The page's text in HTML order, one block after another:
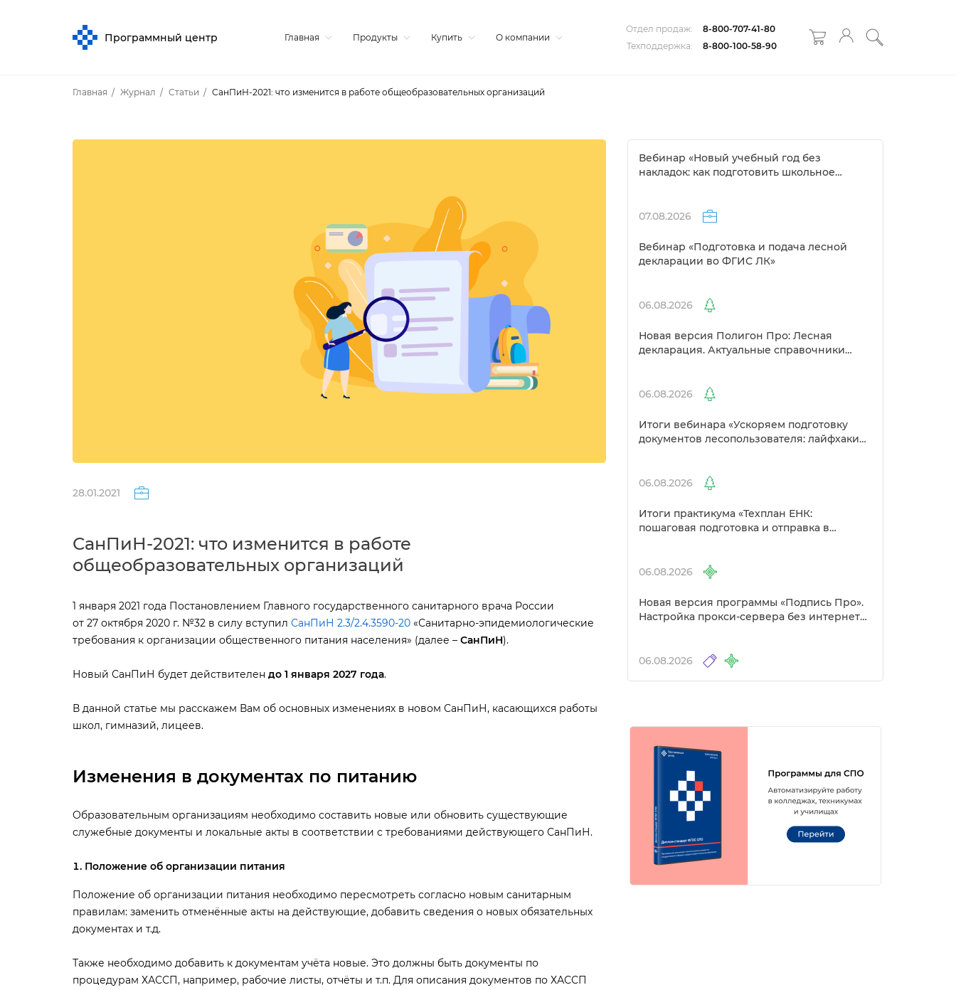
Программный центр Главная Продукты Купить О компании
Отдел продаж:
8-800-707-41-80
Техподдержка:
8-800-100-58-90
Главная Журнал Статьи СанПиН-2021: что изменится в работе общеобразовательных организаций
28.01.2021
СанПиН-2021: что изменится в работе
общеобразовательных организаций
1 января 2021 года Постановлением Главного государственного санитарного врача России
от 27 октября 2020 г. №32 в силу вступил СанПиН 2.3/2.4.3590-20 «Санитарно-эпидемиологические
требования к организации общественного питания населения» (далее – СанПиН).
Новый СанПиН будет действителен до 1 января 2027 года.
данной статье мы расскажем Вам об основных изменениях в новом СанПиН, касающихся работы
школ, гимназий, лицеев.
Изменения в документах по питанию
Образовательным организациям необходимо составить новые или обновить существующие
служебные документы и локальные акты в соответствии с требованиями действующего СанПиН.
Положение об организации питания
Положение об организации питания необходимо пересмотреть согласно новым санитарным
правилам: заменить отменённые акты на действующие, добавить сведения о новых обязательных
документах и т.д.
Также необходимо добавить к документам учёта новые. Это должны быть документы по
процедурам ХАССП, например, рабочие листы, отчёты и т.п. Для описания документов по ХАССП
ебинар «Новый учебный год без
накладок: как подготовить школьное
07.08.2026
ебинар «Подготовка и подача лесной
декларации во ФГИС ЛК»
06.08.2026
Новая версия Полигон Про: Лесная
декларация. Актуальные справочники
06.08.2026
Итоги вебинара «Ускоряем подготовку
документов лесопользователя: лайфхаки
06.08.2026
Итоги практикума «Техплан ЕНК:
пошаговая подготовка и отправка
06.08.2026
Новая версия программы «Подпись Про».
Настройка прокси-сервера без интернета
06.08.2026